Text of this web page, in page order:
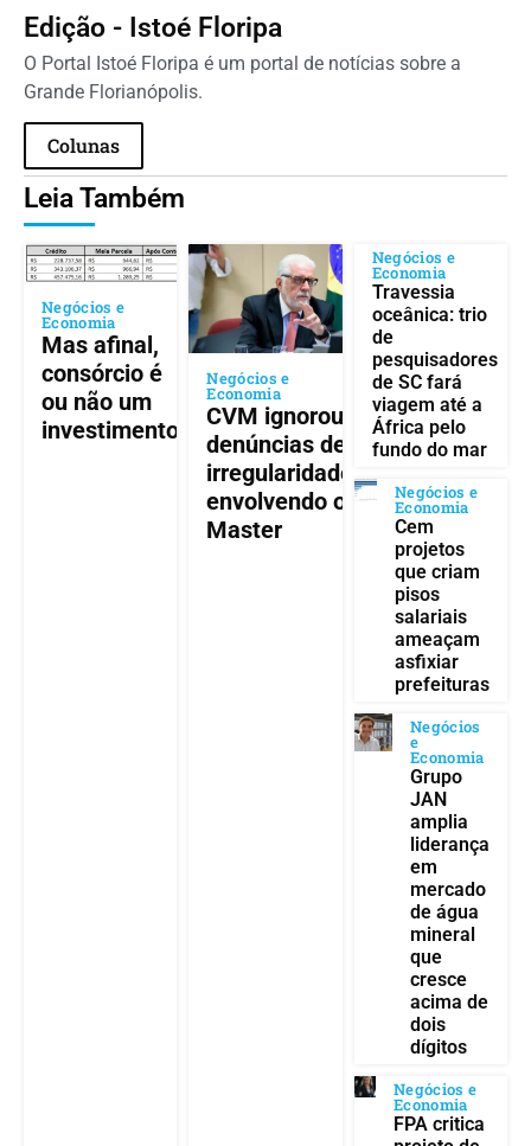
Edição - Istoé Floripa
O Portal Istoé Floripa é um portal de notícias sobre a
Grande Florianópolis.
Colunas
Leia Também
Negócios e
Economia
Mas afinal,
consórcio é
ou não um
investimento?
Negócios e
Economia
CVM ignorou
denúncias de
irregularidades
envolvendo o
Master
Negócios e
Economia
Travessia
oceânica: trio
de
pesquisadores
de SC fará
viagem até a
África pelo
fundo do mar
Negócios e
Economia
Cem
projetos
que criam
pisos
salariais
ameaçam
asfixiar
prefeituras
Negócios
e
Economia
Grupo
JAN
amplia
liderança
em
mercado
de água
mineral
que
cresce
acima de
dois
dígitos
Negócios e
Economia
FPA critica